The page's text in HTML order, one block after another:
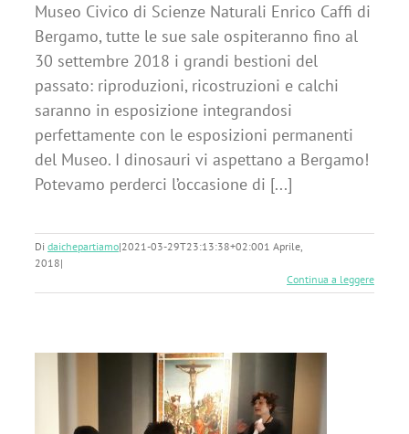
Museo Civico di Scienze Naturali Enrico Caffi di
Bergamo, tutte le sue sale ospiteranno fino al
30 settembre 2018 i grandi bestioni del
passato: riproduzioni, ricostruzioni e calchi
saranno in esposizione integrandosi
perfettamente con le esposizioni permanenti
del Museo. I dinosauri vi aspettano a Bergamo!
Potevamo perderci l’occasione di [...]
Di daichepartiamo|2021-03-29T23:13:38+02:001 Aprile,
2018|
Continua a leggere